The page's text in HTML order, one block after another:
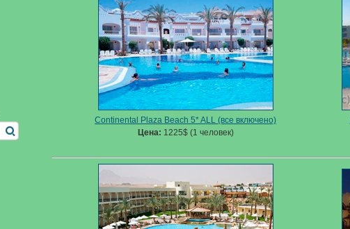
Continental Plaza Beach 5* ALL (все включено)
Цена: 1225$ (1 человек)